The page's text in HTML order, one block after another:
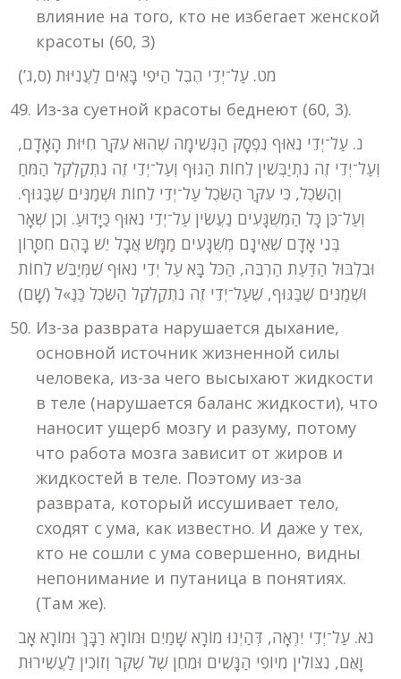
влияние на того, кто не избегает женской
красоты (60, 3)
מט. עַל־יְדֵי הֶבֶל הַיֹּפִי בָּאִים לַעֲנִיּוּת (ס,ג’)
Из-за суетной красоты беднеют (60, 3).
נ. עַל־יְדֵי נִאוּף נִפְסָק הַנְּשִׁימָה שֶׁהוּא עִקַּר חִיּוּת הָאָדָם,
וְעַל־יְדֵי זֶה נִתְיַבְּשִׁין לֵחוֹת הַגּוּף וְעַל־יְדֵי זֶה נִתְקַלְקֵל הַמֹּחַ
וְהַשֵּׂכֶל, כִּי עִקַּר הַשֵּׂכֶל עַל־יְדֵי לֵחוֹת וּשְׁמַנִּים שֶׁבַּגּוּף.
וְעַל־כֵּן כָּל הַמְשֻׁגָּעִים נַעֲשִׂין עַל־יְדֵי נִאוּף כַּיָּדוּעַ. וְכֵן שְׁאָר
בְּנֵי אָדָם שֶׁאֵינָם מְשֻׁגָּעִים מַמָּשׁ אֲבָל יֵשׁ בָּהֶם חִסָּרוֹן
וּבִלְבּוּל הַדַּעַת הַרְבֵּה, הַכֹּל בָּא עַל יְדֵי נִאוּף שֶׁמְּיַבֵּשׁ לֵחוֹת
וּשְׁמַנִּים שֶׁבַּגּוּף, שֶׁעַל־יְדֵי זֶה נִתְקַלְקֵל הַשֵּׂכֶל כַּנַּ»ל (שָׁם)
Из-за разврата нарушается дыхание,
основной источник жизненной силы
человека, из-за чего высыхают жидкости
в теле (нарушается баланс жидкости), что
наносит ущерб мозгу и разуму, потому
что работа мозга зависит от жиров и
жидкостей в теле. Поэтому из-за
разврата, который иссушивает тело,
сходят с ума, как известно. И даже у тех,
кто не сошли с ума совершенно, видны
непонимание и путаница в понятиях.
(Там же).
נא. עַל־יְדֵי יִרְאָה, דְּהַיְנוּ מוֹרָא שָׁמַיִם וּמוֹרָא רַבָּךְ וּמוֹרָא אָב
וָאֵם, נִצּוֹלִין מִיוֹפִי הַנָּשִׁים וּמֵחֵן שֶׁל שֶׁקֶר וְזוֹכִין לַעֲשִׁירוּת